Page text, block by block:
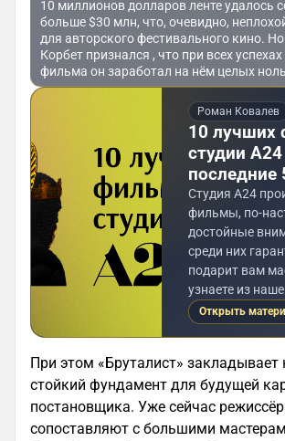
10 миллионов долларов ленте удалось
больше $30 млн, что, очевидно,
для авторского фестивального кино.
Корбет признался , что при всех успехах
фильма он заработал на нём целых
Роман Ковалев
10 лучших
студии А24
последние
Студия А24
фильмы, по-
достойные
среди них
подарит вам
узнаете из
Открыть
При этом «Бруталист» закладывает
стойкий фундамент для будущей
постановщика. Уже сейчас
сопоставляют с большими